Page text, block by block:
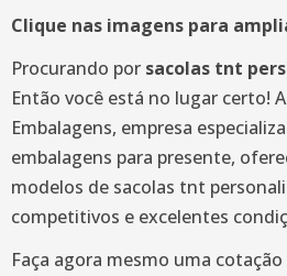
Clique nas imagens para
Procurando por sacolas tnt
Então você está no lugar certo!
Embalagens, empresa
embalagens para presente,
modelos de sacolas tnt
competitivos e excelentes
Faça agora mesmo uma